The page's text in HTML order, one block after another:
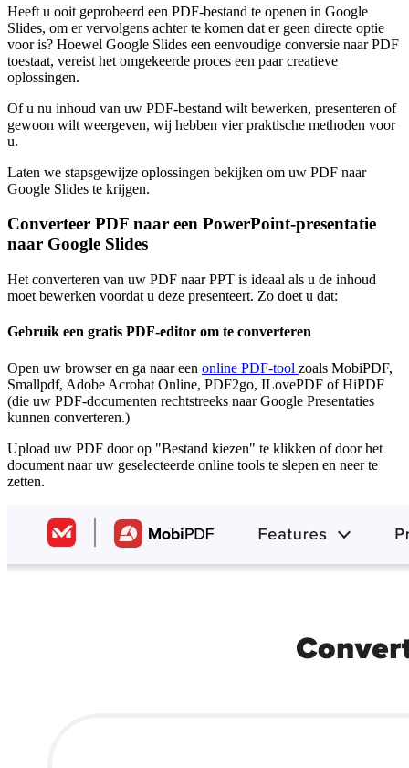
Heeft u ooit geprobeerd een PDF-bestand te openen in Google
Slides, om er vervolgens achter te komen dat er geen directe optie
voor is? Hoewel Google Slides een eenvoudige conversie naar PDF
toestaat, vereist het omgekeerde proces een paar creatieve
oplossingen.
Of u nu inhoud van uw PDF-bestand wilt bewerken, presenteren of
gewoon wilt weergeven, wij hebben vier praktische methoden voor
u.
Laten we stapsgewijze oplossingen bekijken om uw PDF naar
Google Slides te krijgen.
Converteer PDF naar een PowerPoint-presentatie
naar Google Slides
Het converteren van uw PDF naar PPT is ideaal als u de inhoud
moet bewerken voordat u deze presenteert. Zo doet u dat:
Gebruik een gratis PDF-editor om te converteren
Open uw browser en ga naar een online PDF-tool zoals MobiPDF,
Smallpdf, Adobe Acrobat Online, PDF2go, ILovePDF of HiPDF
(die uw PDF-documenten rechtstreeks naar Google Presentaties
kunnen converteren.)
Upload uw PDF door op "Bestand kiezen" te klikken of door het
document naar uw geselecteerde online tools te slepen en neer te
zetten.